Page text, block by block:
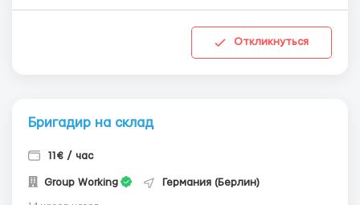
Откликнуться
Бригадир на склад
11€ / час
Group Working Германия (Берлин)